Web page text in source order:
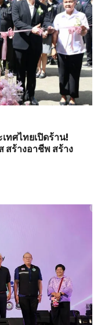
ทศไทยเปิดร้าน!
สร้างอาชีพ สร้าง